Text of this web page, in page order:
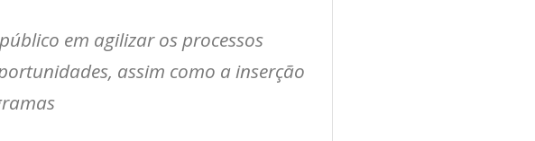
em agilizar os processos
assim como a inserção